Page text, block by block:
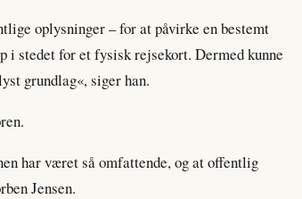
oplysninger – for at påvirke en bestemt
stedet for et fysisk rejsekort. Dermed kunne
grundlag«, siger han.
har været så omfattende, og at offentlig
Jensen.